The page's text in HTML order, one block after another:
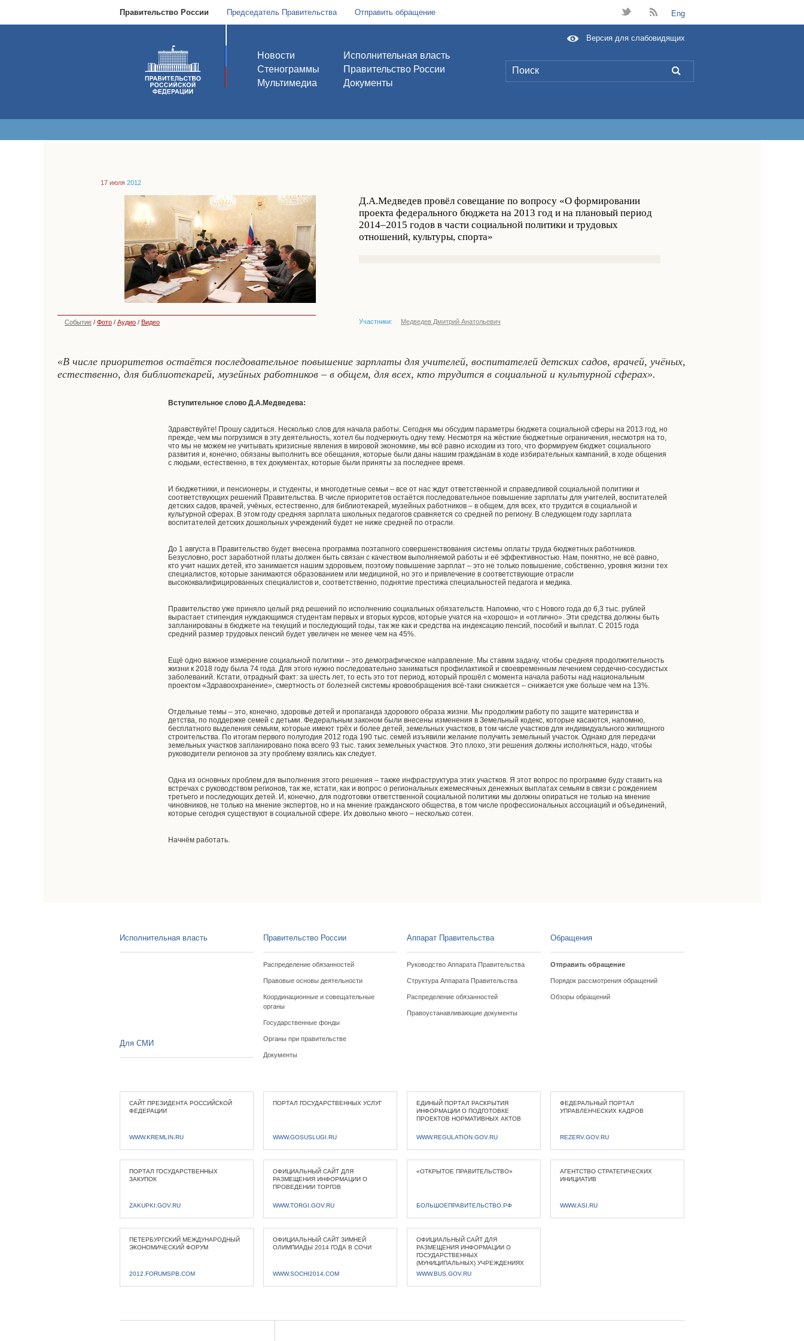
Правительство России Председатель Правительства Отправить обращение t B Eng
Новости
Стенограммы
Мультимедиа
Исполнительная власть
Правительство России
Документы
L
Версия для слабовидящих
17 июля 2012
Д.А.Медведев провёл совещание по вопросу «О формировании
проекта федерального бюджета на 2013 год и на плановый период
2014–2015 годов в части социальной политики и трудовых
отношений, культуры, спорта»
Событие / Фото / Аудио / Видео Участники: Медведев Дмитрий Анатольевич
«В числе приоритетов остаётся последовательное повышение зарплаты для учителей, воспитателей детских садов, врачей, учёных,
естественно, для библиотекарей, музейных работников – в общем, для всех, кто трудится в социальной и культурной сферах».
Вступительное слово Д.А.Медведева:
Здравствуйте! Прошу садиться. Несколько слов для начала работы. Сегодня мы обсудим параметры бюджета социальной сферы на 2013 год, но
прежде, чем мы погрузимся в эту деятельность, хотел бы подчеркнуть одну тему. Несмотря на жёсткие бюджетные ограничения, несмотря на то,
что мы не можем не учитывать кризисные явления в мировой экономике, мы всё равно исходим из того, что формируем бюджет социального
развития и, конечно, обязаны выполнить все обещания, которые были даны нашим гражданам в ходе избирательных кампаний, в ходе общения
с людьми, естественно, в тех документах, которые были приняты за последнее время.
И бюджетники, и пенсионеры, и студенты, и многодетные семьи – все от нас ждут ответственной и справедливой социальной политики и
соответствующих решений Правительства. В числе приоритетов остаётся последовательное повышение зарплаты для учителей, воспитателей
детских садов, врачей, учёных, естественно, для библиотекарей, музейных работников – в общем, для всех, кто трудится в социальной и
культурной сферах. В этом году средняя зарплата школьных педагогов сравняется со средней по региону. В следующем году зарплата
воспитателей детских дошкольных учреждений будет не ниже средней по отрасли.
До 1 августа в Правительство будет внесена программа поэтапного совершенствования системы оплаты труда бюджетных работников.
Безусловно, рост заработной платы должен быть связан с качеством выполняемой работы и её эффективностью. Нам, понятно, не всё равно,
кто учит наших детей, кто занимается нашим здоровьем, поэтому повышение зарплат – это не только повышение, собственно, уровня жизни тех
специалистов, которые занимаются образованием или медициной, но это и привлечение в соответствующие отрасли
высококвалифицированных специалистов и, соответственно, поднятие престижа специальностей педагога и медика.
Правительство уже приняло целый ряд решений по исполнению социальных обязательств. Напомню, что с Нового года до 6,3 тыс. рублей
вырастает стипендия нуждающимся студентам первых и вторых курсов, которые учатся на «хорошо» и «отлично». Эти средства должны быть
запланированы в бюджете на текущий и последующий годы, так же как и средства на индексацию пенсий, пособий и выплат. С 2015 года
средний размер трудовых пенсий будет увеличен не менее чем на 45%.
Ещё одно важное измерение социальной политики – это демографическое направление. Мы ставим задачу, чтобы средняя продолжительность
жизни к 2018 году была 74 года. Для этого нужно последовательно заниматься профилактикой и своевременным лечением сердечно-сосудистых
заболеваний. Кстати, отрадный факт: за шесть лет, то есть это тот период, который прошёл с момента начала работы над национальным
проектом «Здравоохранение», смертность от болезней системы кровообращения всё-таки снижается – снижается уже больше чем на 13%.
Отдельные темы – это, конечно, здоровье детей и пропаганда здорового образа жизни. Мы продолжим работу по защите материнства и
детства, по поддержке семей с детьми. Федеральным законом были внесены изменения в Земельный кодекс, которые касаются, напомню,
бесплатного выделения семьям, которые имеют трёх и более детей, земельных участков, в том числе участков для индивидуального жилищного
строительства. По итогам первого полугодия 2012 года 190 тыс. семей изъявили желание получить земельный участок. Однако для передачи
земельных участков запланировано пока всего 93 тыс. таких земельных участков. Это плохо, эти решения должны исполняться, надо, чтобы
руководители регионов за эту проблему взялись как следует.
Одна из основных проблем для выполнения этого решения – также инфраструктура этих участков. Я этот вопрос по программе буду ставить на
встречах с руководством регионов, так же, кстати, как и вопрос о региональных ежемесячных денежных выплатах семьям в связи с рождением
третьего и последующих детей. И, конечно, для подготовки ответственной социальной политики мы должны опираться не только на мнение
чиновников, не только на мнение экспертов, но и на мнение гражданского общества, в том числе профессиональных ассоциаций и объединений,
которые сегодня существуют в социальной сфере. Их довольно много – несколько сотен.
Начнём работать.
Исполнительная власть Правительство России
Распределение обязанностей
Правовые основы деятельности
Координационные и совещательные
органы
Государственные фонды
Органы при правительстве
Документы
Аппарат Правительства
Руководство Аппарата Правительства
Структура Аппарата Правительства
Распределение обязанностей
Правоустанавливающие документы
Обращения
Отправить обращение
Порядок рассмотрения обращений
Обзоры обращений
Для СМИ
САЙТ ПРЕЗИДЕНТА РОССИЙСКОЙ
ФЕДЕРАЦИИ
WWW.KREMLIN.RU
ПОРТАЛ ГОСУДАРСТВЕННЫХ УСЛУГ
WWW.GOSUSLUGI.RU
ЕДИНЫЙ ПОРТАЛ РАСКРЫТИЯ
ИНФОРМАЦИИ О ПОДГОТОВКЕ
ПРОЕКТОВ НОРМАТИВНЫХ АКТОВ
WWW.REGULATION.GOV.RU
ФЕДЕРАЛЬНЫЙ ПОРТАЛ
УПРАВЛЕНЧЕСКИХ КАДРОВ
REZERV.GOV.RU
ПОРТАЛ ГОСУДАРСТВЕННЫХ
ЗАКУПОК
ZAKUPKI.GOV.RU
ОФИЦИАЛЬНЫЙ САЙТ ДЛЯ
РАЗМЕЩЕНИЯ ИНФОРМАЦИИ О
ПРОВЕДЕНИИ ТОРГОВ
WWW.TORGI.GOV.RU
«ОТКРЫТОЕ ПРАВИТЕЛЬСТВО»
БОЛЬШОЕПРАВИТЕЛЬСТВО.РФ
АГЕНТСТВО СТРАТЕГИЧЕСКИХ
ИНИЦИАТИВ
WWW.ASI.RU
ПЕТЕРБУРГСКИЙ МЕЖДУНАРОДНЫЙ
ЭКОНОМИЧЕСКИЙ ФОРУМ
2012.FORUMSPB.COM
ОФИЦИАЛЬНЫЙ САЙТ ЗИМНЕЙ
ОЛИМПИАДЫ 2014 ГОДА В СОЧИ
WWW.SOCHI2014.COM
ОФИЦИАЛЬНЫЙ САЙТ ДЛЯ
РАЗМЕЩЕНИЯ ИНФОРМАЦИИ О
ГОСУДАРСТВЕННЫХ
(МУНИЦИПАЛЬНЫХ) УЧРЕЖДЕНИЯХ
WWW.BUS.GOV.RU